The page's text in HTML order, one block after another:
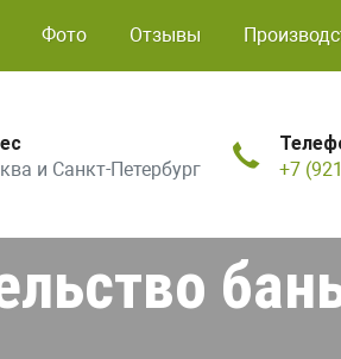
Фото Отзывы
и Санкт-Петербург
+7